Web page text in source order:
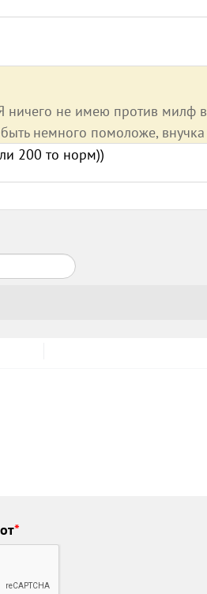
ничего не имею против милф
немного помоложе, внучка
200 то норм))
*